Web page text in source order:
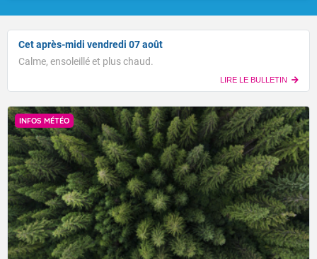
Cet après-midi vendredi 07 août
Calme, ensoleillé et plus chaud.
LIRE LE BULLETIN
INFOS MÉTÉO